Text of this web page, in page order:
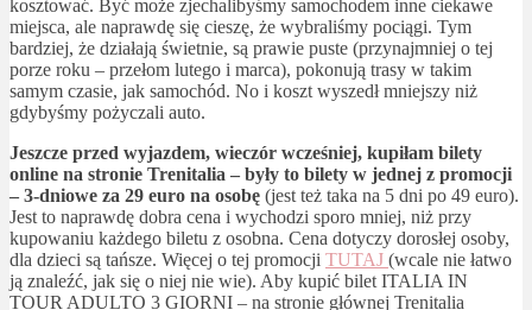
kosztować. Być może zjechalibyśmy samochodem inne ciekawe
miejsca, ale naprawdę się cieszę, że wybraliśmy pociągi. Tym
bardziej, że działają świetnie, są prawie puste (przynajmniej o tej
porze roku – przełom lutego i marca), pokonują trasy w takim
samym czasie, jak samochód. No i koszt wyszedł mniejszy niż
gdybyśmy pożyczali auto.
Jeszcze przed wyjazdem, wieczór wcześniej, kupiłam bilety
online na stronie Trenitalia – były to bilety w jednej z promocji
– 3-dniowe za 29 euro na osobę (jest też taka na 5 dni po 49 euro).
Jest to naprawdę dobra cena i wychodzi sporo mniej, niż przy
kupowaniu każdego biletu z osobna. Cena dotyczy dorosłej osoby,
dla dzieci są tańsze. Więcej o tej promocji TUTAJ (wcale nie łatwo
ją znaleźć, jak się o niej nie wie). Aby kupić bilet ITALIA IN
TOUR ADULTO 3 GIORNI – na stronie głównej Trenitalia